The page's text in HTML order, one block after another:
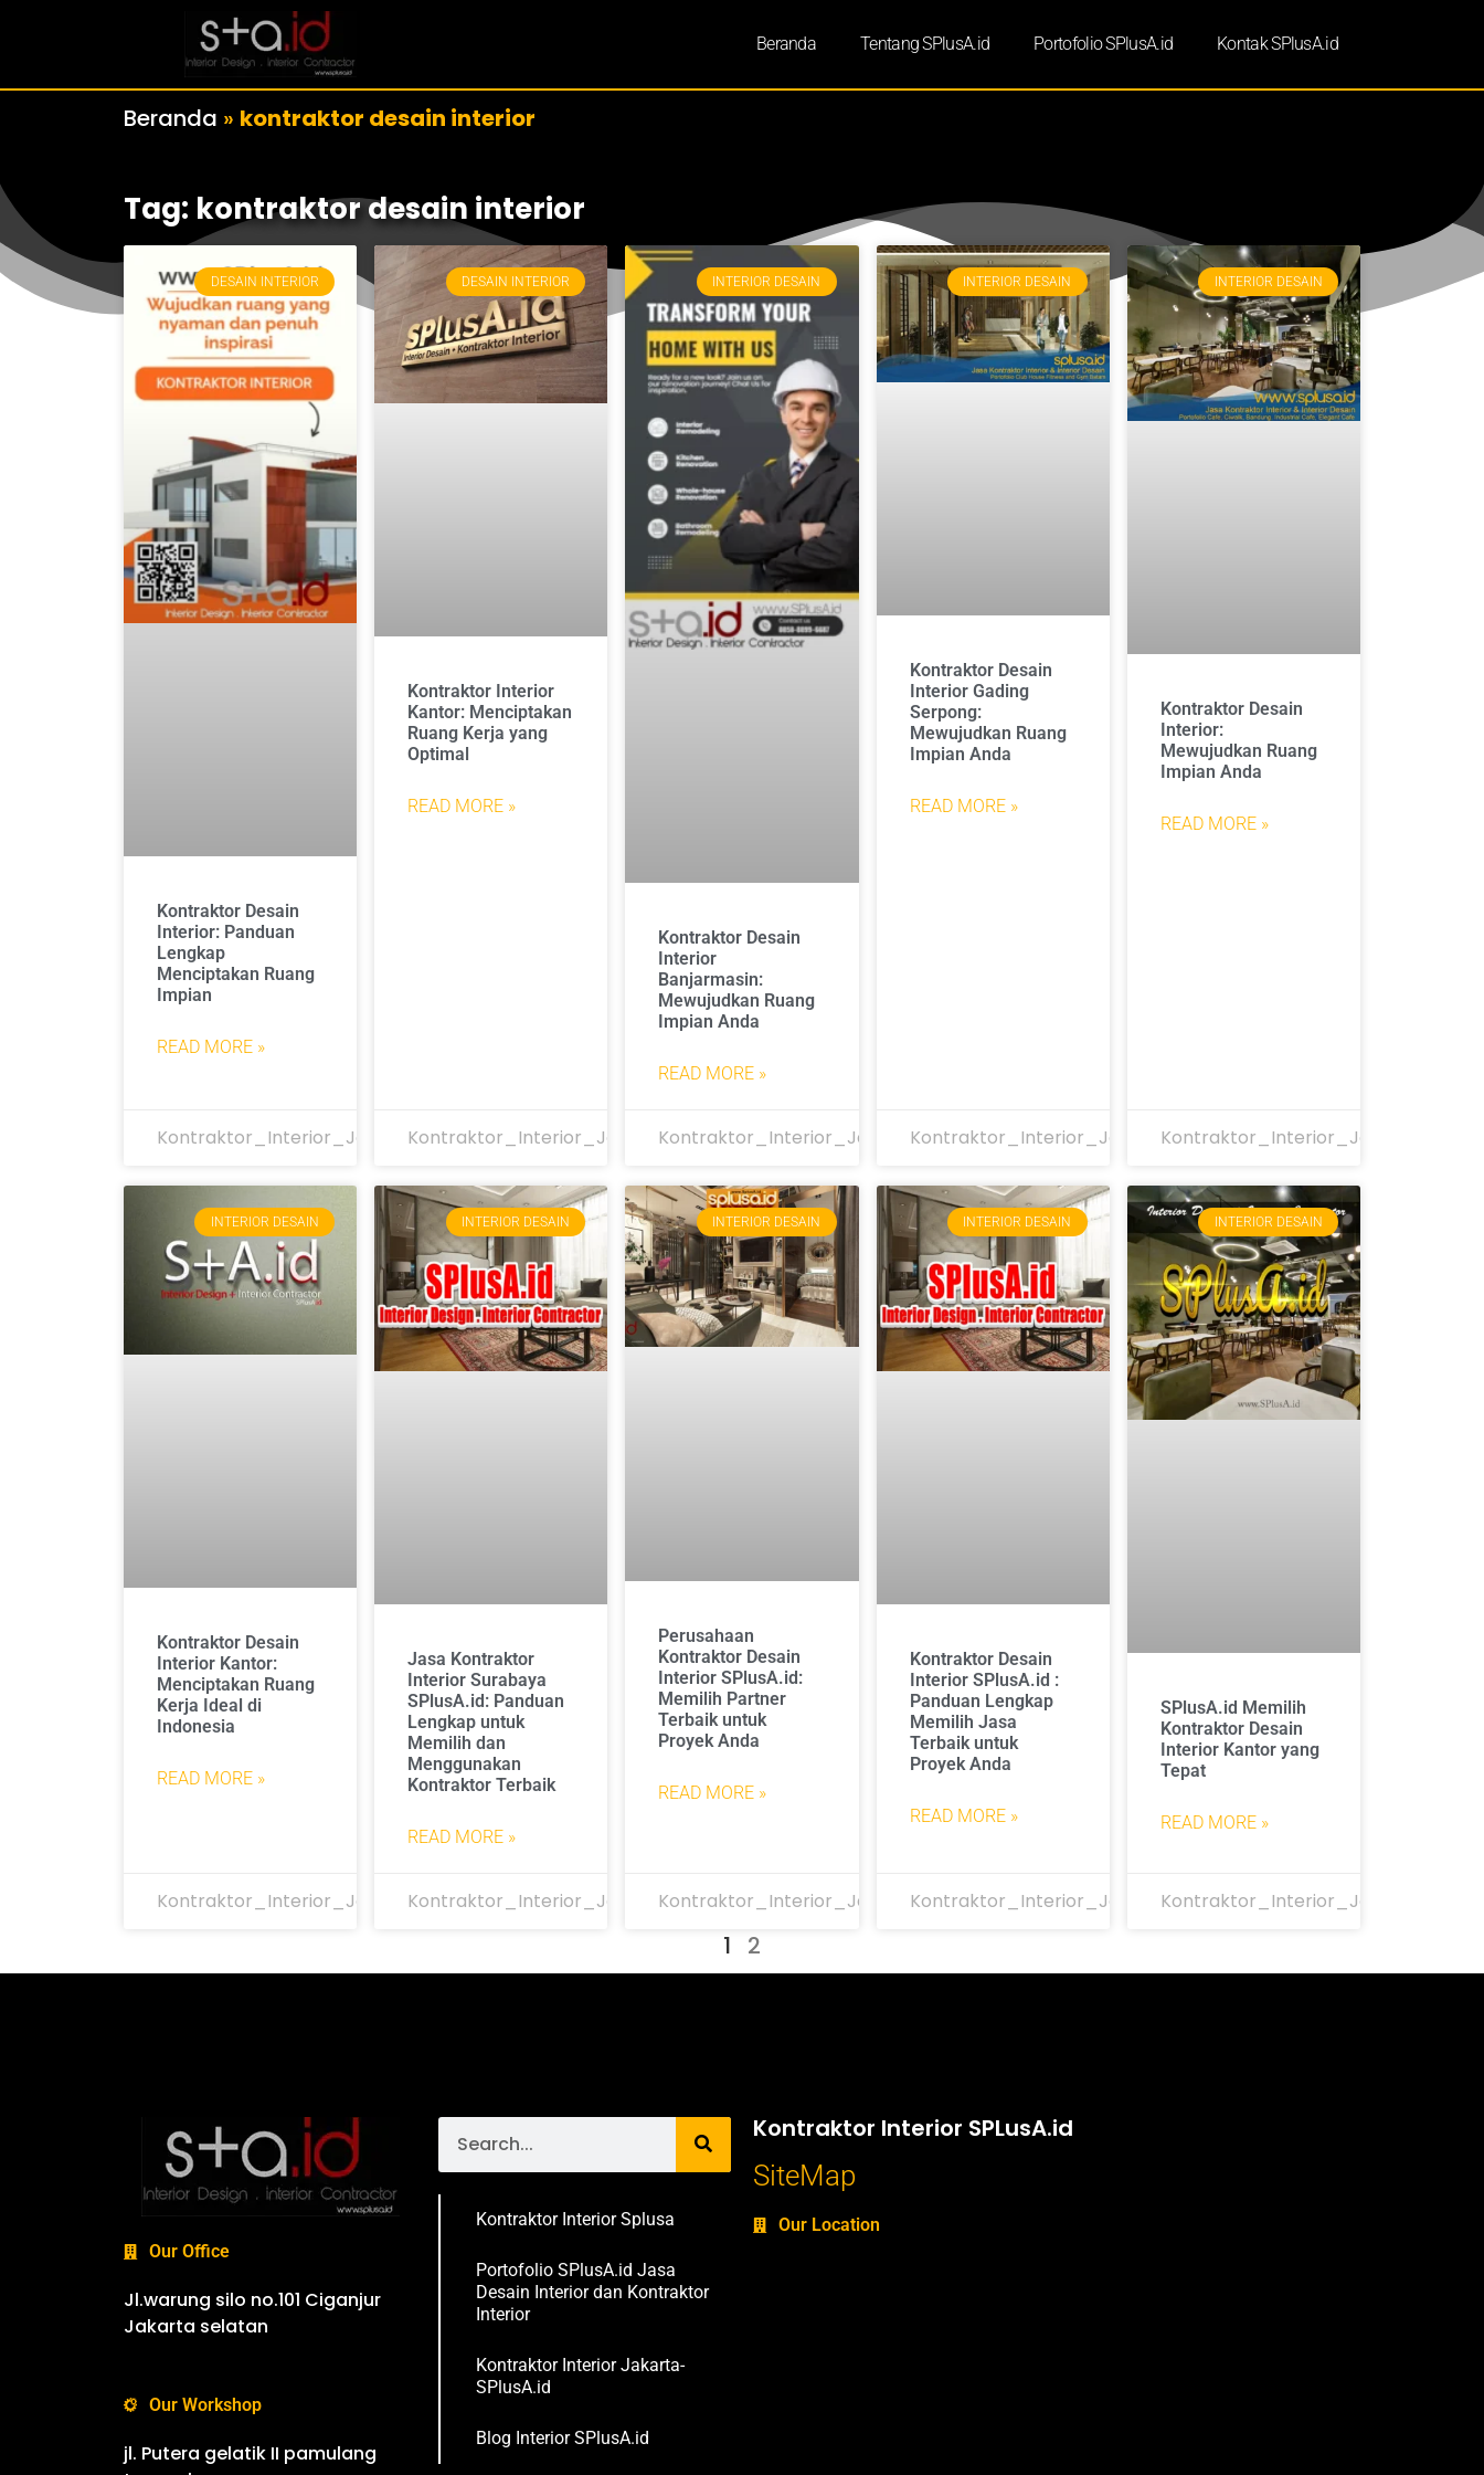
Beranda Tentang SPlusA.id Portofolio SPlusA.id Kontak SPlusA.id
Beranda » kontraktor desain interior
Tag: kontraktor desain interior
DESAIN INTERIOR
Kontraktor Desain
Interior: Panduan
Lengkap
Menciptakan Ruang
Impian
READ MORE »
Kontraktor_Interior_Jakarta
DESAIN INTERIOR
Kontraktor Interior
Kantor: Menciptakan
Ruang Kerja yang
Optimal
READ MORE »
Kontraktor_Interior_Jakarta
INTERIOR DESAIN
Kontraktor Desain
Interior
Banjarmasin:
Mewujudkan Ruang
Impian Anda
READ MORE »
Kontraktor_Interior_Jakarta
INTERIOR DESAIN
Kontraktor Desain
Interior Gading
Serpong:
Mewujudkan Ruang
Impian Anda
READ MORE »
Kontraktor_Interior_Jakarta
INTERIOR DESAIN
Kontraktor Desain
Interior:
Mewujudkan Ruang
Impian Anda
READ MORE »
Kontraktor_Interior_Jakarta
INTERIOR DESAIN
Kontraktor Desain
Interior Kantor:
Menciptakan Ruang
Kerja Ideal di
Indonesia
READ MORE »
Kontraktor_Interior_Jakarta
INTERIOR DESAIN
Jasa Kontraktor
Interior Surabaya
SPlusA.id: Panduan
Lengkap untuk
Memilih dan
Menggunakan
Kontraktor Terbaik
READ MORE »
Kontraktor_Interior_Jakarta
INTERIOR DESAIN
Perusahaan
Kontraktor Desain
Interior SPlusA.id:
Memilih Partner
Terbaik untuk
Proyek Anda
READ MORE »
Kontraktor_Interior_Jakarta
INTERIOR DESAIN
Kontraktor Desain
Interior SPlusA.id :
Panduan Lengkap
Memilih Jasa
Terbaik untuk
Proyek Anda
READ MORE »
Kontraktor_Interior_Jakarta
INTERIOR DESAIN
SPlusA.id Memilih
Kontraktor Desain
Interior Kantor yang
Tepat
READ MORE »
Kontraktor_Interior_Jakarta
1 2
Our Office
Jl.warung silo no.101 Ciganjur
Jakarta selatan
Our Workshop
jl. Putera gelatik II pamulang
Kontraktor Interior Splusa
Portofolio SPlusA.id Jasa
Desain Interior dan Kontraktor
Interior
Kontraktor Interior Jakarta-
SPlusA.id
Blog Interior SPlusA.id
Kontraktor Interior SPLusA.id
SiteMap
Our Location